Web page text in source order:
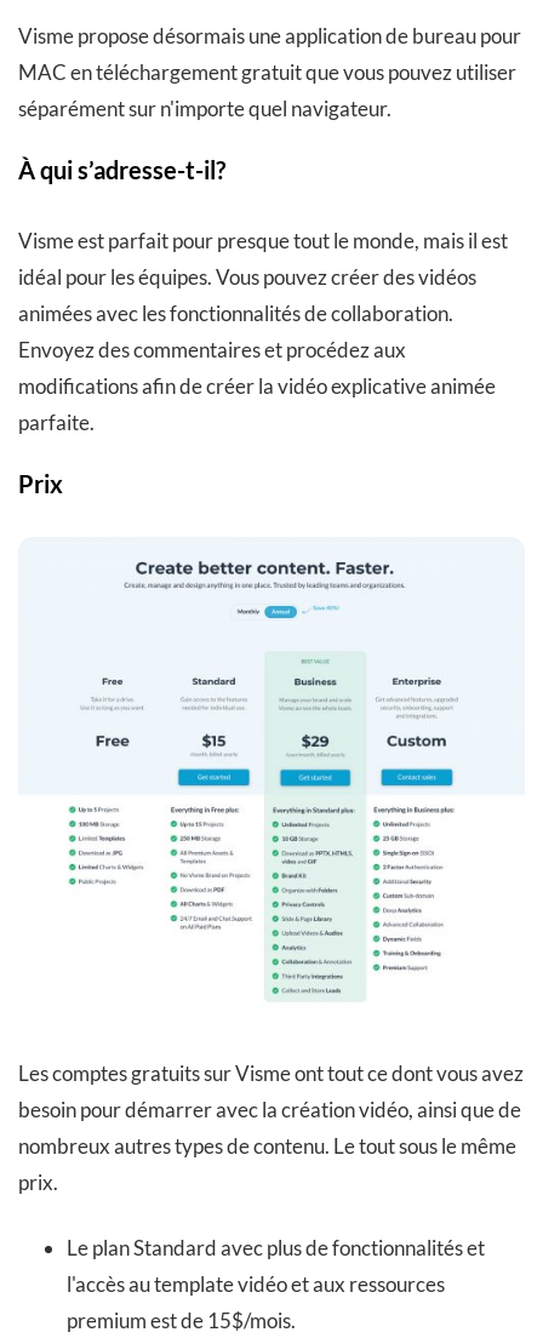
Visme propose désormais une application de bureau pour
MAC en téléchargement gratuit que vous pouvez utiliser
séparément sur n'importe quel navigateur.
À qui s’adresse-t-il?
Visme est parfait pour presque tout le monde, mais il est
idéal pour les équipes. Vous pouvez créer des vidéos
animées avec les fonctionnalités de collaboration.
Envoyez des commentaires et procédez aux
modifications afin de créer la vidéo explicative animée
parfaite.
Prix
Les comptes gratuits sur Visme ont tout ce dont vous avez
besoin pour démarrer avec la création vidéo, ainsi que de
nombreux autres types de contenu. Le tout sous le même
prix.
Le plan Standard avec plus de fonctionnalités et
l'accès au template vidéo et aux ressources
premium est de 15$/mois.